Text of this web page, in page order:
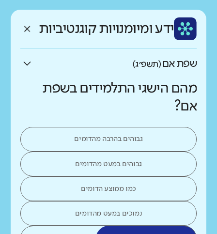
עברית ותיק
רקע חברתי כלכלי
נמוך ידע ומיומנויות קוגנטיביות
שפת אם(תשפ״ג)
מהם הישגי התלמידים בשפת
אם?
גבוהים בהרבה מהדומים
גבוהים במעט מהדומים
כמו ממוצע הדומים
נמוכים במעט מהדומים